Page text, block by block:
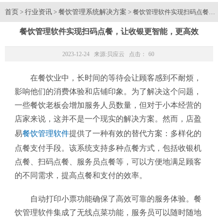
首页 > 行业资讯 > 餐饮管理系统解决方案 > 餐饮管理软件实现扫码点餐，
餐饮管理软件实现扫码点餐，让收银更智能，更高效
2023-12-24 来源: 贝应云 点击： 60
在餐饮业中，长时间的等待会让顾客感到不耐烦，
影响他们的消费体验和店铺印象。为了解决这个问题，
一些餐饮老板会增加服务人员数量，但对于小本经营的
店家来说，这并不是一个现实的解决方案。然而，店盈
易餐饮管理软件提供了一种有效的替代方案：多样化的
点餐支付手段。该系统支持多种点餐方式，包括收银机
点餐、扫码点餐、服务员点餐等，可以方便地满足顾客
的不同需求，提高点餐和支付的效率。
自动打印小票功能确保了高效可靠的服务体验。餐
饮管理软件集成了无线点菜功能，服务员可以随时随地